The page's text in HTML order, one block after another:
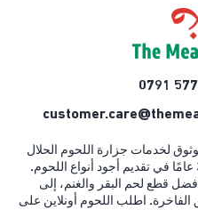
لخدمات جزارة اللحوم الحلال
في الإمارات، بخبرة تمتد لأكثر من 25 عامًا في تقديم أجود أنواع اللحوم.
قطع لحم البقر والغنم، إلى
الفاخرة. اطلب اللحوم أونلاين على